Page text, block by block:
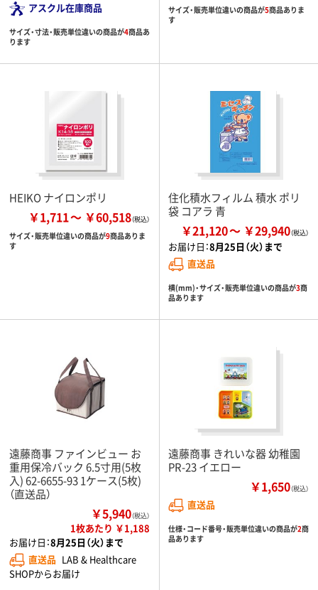
アスクル在庫商品
サイズ・寸法・販売単位違いの商品が4商品あ
ります
サイズ・販売単位違いの商品が5商品ありま
す
HEIKO ナイロンポリ
￥1,711 ￥60,518
サイズ・販売単位違いの商品が9商品ありま
す
住化積水フィルム 積水 ポリ
袋 コアラ 青
￥21,120 ￥29,940
お届け日：8月25日（火）まで
直送品
横(mm)・サイズ・販売単位違いの商品が3商
品あります
遠藤商事 ファインビュー お
重用保冷バック 6.5寸用(5枚
入) 62-6655-93 1ケース(5枚)
（直送品）
￥5,940（税込）
1枚あたり ￥1,188
お届け日：8月25日（火）まで
直送品 LAB & Healthcare
SHOPからお届け
遠藤商事 きれいな器 幼稚園
PR-23 イエロー
￥1,650（税込）
直送品
仕様・コード番号・販売単位違いの商品が2商
品あります